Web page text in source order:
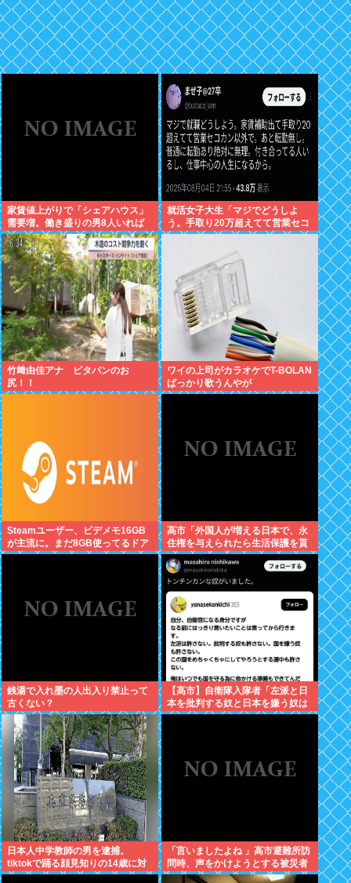
家賃値上がりで「シェアハウス」
需要増。働き盛りの男8人いれば
一軒家暮らしも余裕で毎日楽しい
就活女子大生「マジでどうしよ
う。手取り20万超えてて営業セコ
カン以外で転勤無しの会社ない」
竹﨑由佳アナ ピタパンのお
尻！！
ワイの上司がカラオケでT-BOLAN
ばっかり歌うんやが
Steamユーザー、ビデメモ16GB
が主流に。まだ8GB使ってるドア
ホの嫌儲民は反省文書いてね。
高市「外国人が増える日本で、永
住権を与えられたら生活保護を貰
うなんて人が増えては困る。日本
人以上の水準の人のみ許可しま
す」
銭湯で入れ墨の人出入り禁止って
古くない？
【高市】自衛隊入隊者「左派と日
本を批判する奴と日本を嫌う奴は
許さない。俺はいつでも国守る為
日本人中学教師の男を逮捕。
tiktokで踊る顔見知りの14歳に対
し「全部見えるように。下も見せ
「言いましたよね 」高市避難所訪
問時、声をかけようとする被災者
を威圧する謎のハゲガードマンが